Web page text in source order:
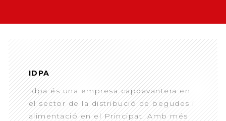
IDPA
Idpa és una empresa capdavantera en
el sector de la distribució de begudes i
alimentació en el Principat. Amb més